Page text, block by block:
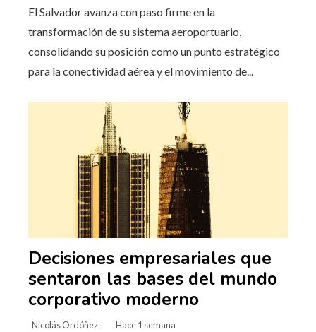
El Salvador avanza con paso firme en la
transformación de su sistema aeroportuario,
consolidando su posición como un punto estratégico
para la conectividad aérea y el movimiento de...
Decisiones empresariales que
sentaron las bases del mundo
corporativo moderno
Nicolás Ordóñez Hace 1 semana